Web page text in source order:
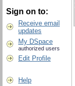
Sign on to:
Receive email
updates
My DSpace
authorized users
Edit Profile
Help